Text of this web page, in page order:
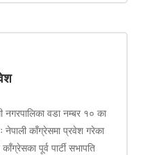
नगरपालिका वडा नम्बर १० का
नेपाली काँग्रेसमा प्रवेश गरेका
पूर्व पार्टी सभापति